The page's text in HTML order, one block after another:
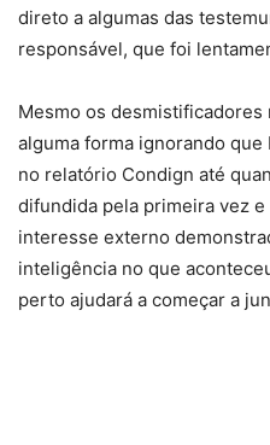
direto a algumas das
responsável, que foi
Mesmo os
alguma forma ignorando
no relatório Condign até
difundida pela primeira vez
interesse externo
inteligência no que
perto ajudará a começar a